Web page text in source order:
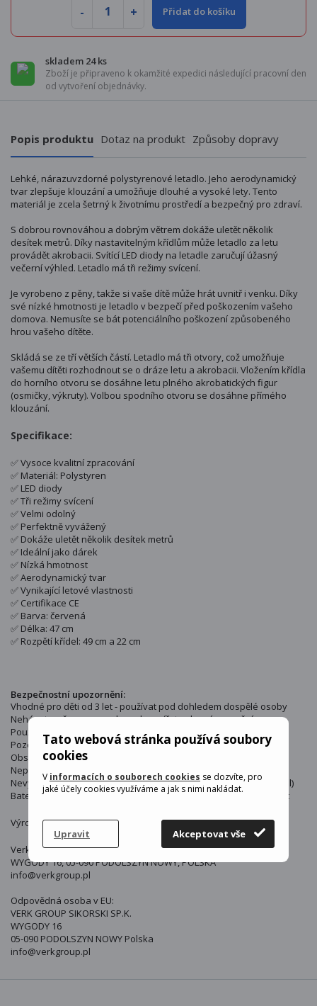
Tato webová stránka používá soubory
cookies
V informacích o souborech cookies se dozvíte, pro
jaké účely cookies využíváme a jak s nimi nakládat.
Upravit Akceptovat vše
Přidat do košíku
skladem 24 ks
Zboží je připraveno k okamžité expedici následující pracovní den
od vytvoření objednávky.
Popis produktu Dotaz na produkt Způsoby dopravy
Lehké, nárazuvzdorné polystyrenové letadlo. Jeho aerodynamický
tvar zlepšuje klouzání a umožňuje dlouhé a vysoké lety. Tento
materiál je zcela šetrný k životnímu prostředí a bezpečný pro zdraví.
S dobrou rovnováhou a dobrým větrem dokáže uletět několik
desítek metrů. Díky nastavitelným křídlům může letadlo za letu
provádět akrobacii. Svítící LED diody na letadle zaručují úžasný
večerní výhled. Letadlo má tři režimy svícení.
Je vyrobeno z pěny, takže si vaše dítě může hrát uvnitř i venku. Díky
své nízké hmotnosti je letadlo v bezpečí před poškozením vašeho
domova. Nemusíte se bát potenciálního poškození způsobeného
hrou vašeho dítěte.
Skládá se ze tří větších částí. Letadlo má tři otvory, což umožňuje
vašemu dítěti rozhodnout se o dráze letu a akrobacii. Vložením křídla
do horního otvoru se dosáhne letu plného akrobatických figur
(osmičky, výkruty). Volbou spodního otvoru se dosáhne přímého
klouzání.
Specifikace:
✅ Vysoce kvalitní zpracování
✅ Materiál: Polystyren
✅ LED diody
✅ Tři režimy svícení
✅ Velmi odolný
✅ Perfektně vyvážený
✅ Dokáže uletět několik desítek metrů
✅ Ideální jako dárek
✅ Nízká hmotnost
✅ Aerodynamický tvar
✅ Vynikající letové vlastnosti
✅ Certifikace CE
✅ Barva: červená
✅ Délka: 47 cm
✅ Rozpětí křídel: 49 cm a 22 cm
Bezpečnostní upozornění:
Vhodné pro děti od 3 let - používat pod dohledem dospělé osoby
Neházet směrem na osoby nebo zvířata - hrozí poranění
Používat pouze venku nebo v dostatečně velkém prostoru
Pozor na oči a obličej při házení a letu
Obsahuje malé části / baterii (LED) - nebezpečí spolknutí
Nepoužívat po poškození (prasklá pěna, uvolněné části)
Nevystavovat ohni ani vysokým teplotám (polystyrenový materiál)
Baterie (pokud součástí) nevystavovat vlhku a správně likvidovat
Výrobce : Verk
Verk
WYGODY 16, 05-090 PODOLSZYN NOWY, POLSKA
info@verkgroup.pl
Odpovědná osoba v EU:
VERK GROUP SIKORSKI SP.K.
WYGODY 16
05-090 PODOLSZYN NOWY Polska
info@verkgroup.pl